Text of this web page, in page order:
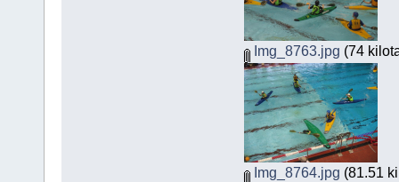
Img_8763.jpg (74
Img_8764.jpg (81.51